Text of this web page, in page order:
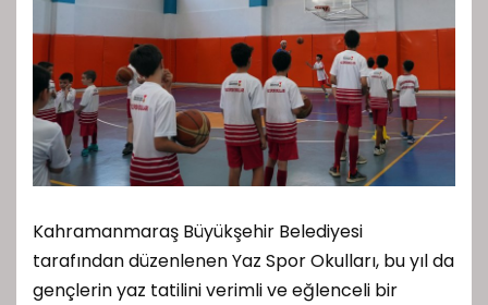
Kahramanmaraş Büyükşehir Belediyesi
tarafından düzenlenen Yaz Spor Okulları, bu yıl da
gençlerin yaz tatilini verimli ve eğlenceli bir